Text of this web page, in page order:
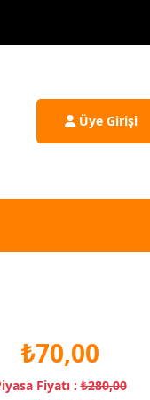
Üye Girişi
₺70,00
Fiyatı :₺280,00